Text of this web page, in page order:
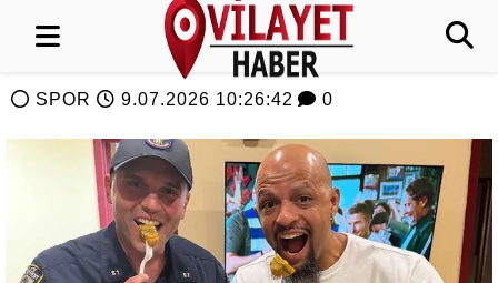
SPOR 9.07.2026 10:26:42 0